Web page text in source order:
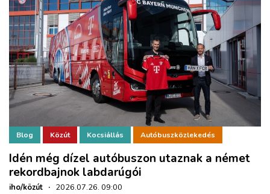
Blog Közút Kocsiállás Autóbuszközlekedés
Idén még dízel autóbuszon utaznak a német
rekordbajnok labdarúgói
iho/közút · 2026.07.26. 09:00